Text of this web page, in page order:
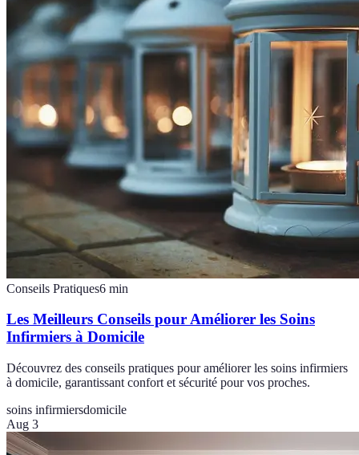
Conseils Pratiques6 min
Les Meilleurs Conseils pour Améliorer les Soins
Infirmiers à Domicile
Découvrez des conseils pratiques pour améliorer les soins infirmiers
à domicile, garantissant confort et sécurité pour vos proches.
soins infirmiersdomicile
Aug 3